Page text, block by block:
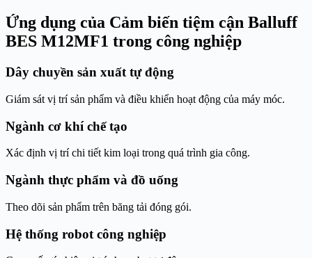
Ứng dụng của Cảm biến tiệm cận Balluff
BES M12MF1 trong công nghiệp
Dây chuyền sản xuất tự động
Giám sát vị trí sản phẩm và điều khiển hoạt động của máy móc.
Ngành cơ khí chế tạo
Xác định vị trí chi tiết kim loại trong quá trình gia công.
Ngành thực phẩm và đồ uống
Theo dõi sản phẩm trên băng tải đóng gói.
Hệ thống robot công nghiệp